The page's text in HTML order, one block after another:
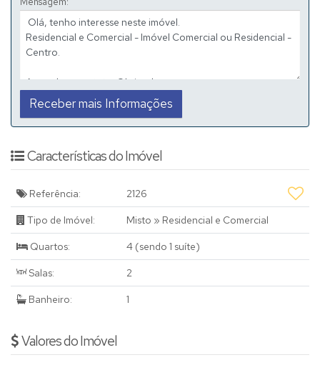
Características do Imóvel
Referência: 2126
Tipo de Imóvel: Misto » Residencial e Comercial
Quartos: 4 (sendo 1 suíte)
Salas: 2
Banheiro: 1
Valores do Imóvel